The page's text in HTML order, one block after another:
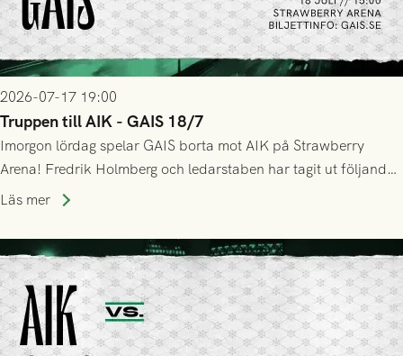
2026-07-17 19:00
Truppen till AIK - GAIS 18/7
Imorgon lördag spelar GAIS borta mot AIK på Strawberry
Arena! Fredrik Holmberg och ledarstaben har tagit ut följande
trupp till matchen:
Läs mer